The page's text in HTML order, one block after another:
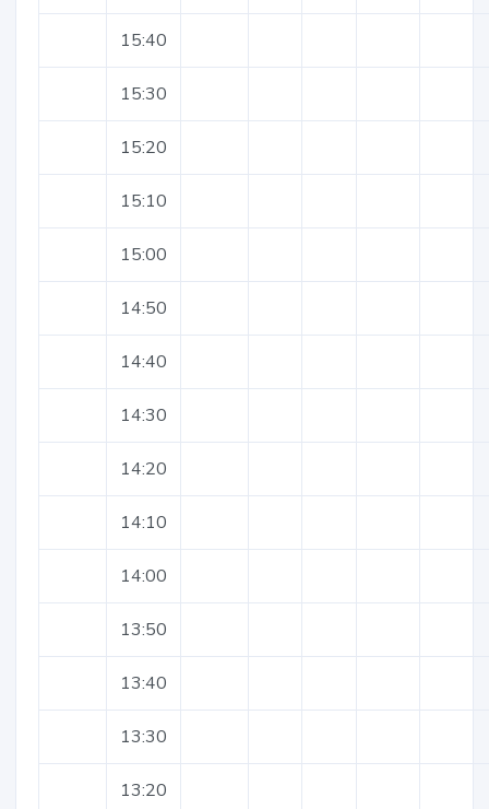
15:40
15:30
15:20
15:10
15:00
14:50
14:40
14:30
14:20
14:10
14:00
13:50
13:40
13:30
13:20